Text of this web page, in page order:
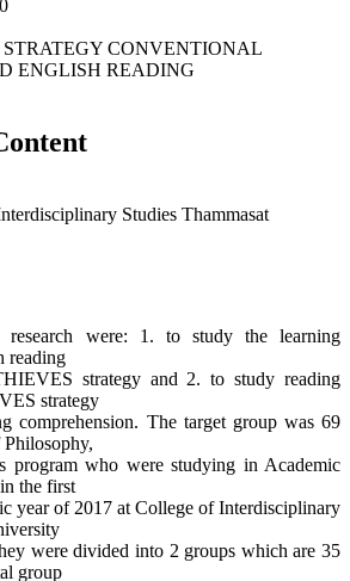
CONVENTIONAL
ENGLISH READING
Studies Thammasat
were: 1. to study the learning
reading
strategy and 2. to study reading
strategy
comprehension. The target group was 69
Philosophy,
program who were studying in Academic
the first
year of 2017 at College of Interdisciplinary
were divided into 2 groups which are 35
group